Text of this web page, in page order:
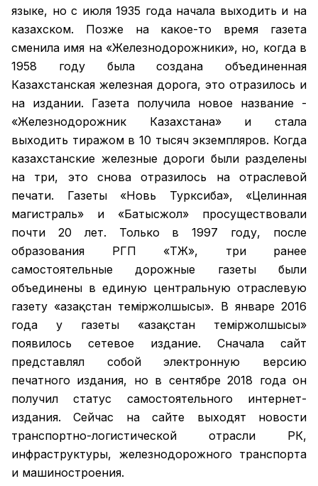
языке, но с июля 1935 года начала выходить и на
казахском. Позже на какое-то время газета
сменила имя на «Железнодорожники», но, когда в
1958 году была создана объединенная
Казахстанская железная дорога, это отразилось и
на издании. Газета получила новое название -
«Железнодорожник Казахстана» и стала
выходить тиражом в 10 тысяч экземпляров. Когда
казахстанские железные дороги были разделены
на три, это снова отразилось на отраслевой
печати. Газеты «Новь Турксиба», «Целинная
магистраль» и «Батысжол» просуществовали
почти 20 лет. Только в 1997 году, после
образования РГП «ҚТЖ», три ранее
самостоятельные дорожные газеты были
объединены в единую центральную отраслевую
газету «Қазақстан темiржолшысы». В январе 2016
года у газеты «Қазақстан теміржолшысы»
появилось сетевое издание. Сначала сайт
представлял собой электронную версию
печатного издания, но в сентябре 2018 года он
получил статус самостоятельного интернет-
издания. Сейчас на сайте выходят новости
транспортно-логистической отрасли РК,
инфраструктуры, железнодорожного транспорта
и машиностроения.